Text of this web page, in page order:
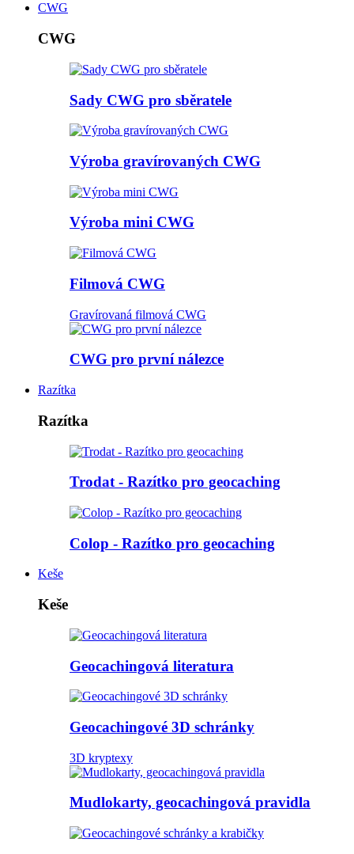
CWG
CWG
Sady CWG pro sběratele
Výroba gravírovaných CWG
Výroba mini CWG
Filmová CWG
Gravírovaná filmová CWG
CWG pro první nálezce
Razítka
Razítka
Trodat - Razítko pro geocaching
Colop - Razítko pro geocaching
Keše
Keše
Geocachingová literatura
Geocachingové 3D schránky
3D kryptexy
Mudlokarty, geocachingová pravidla